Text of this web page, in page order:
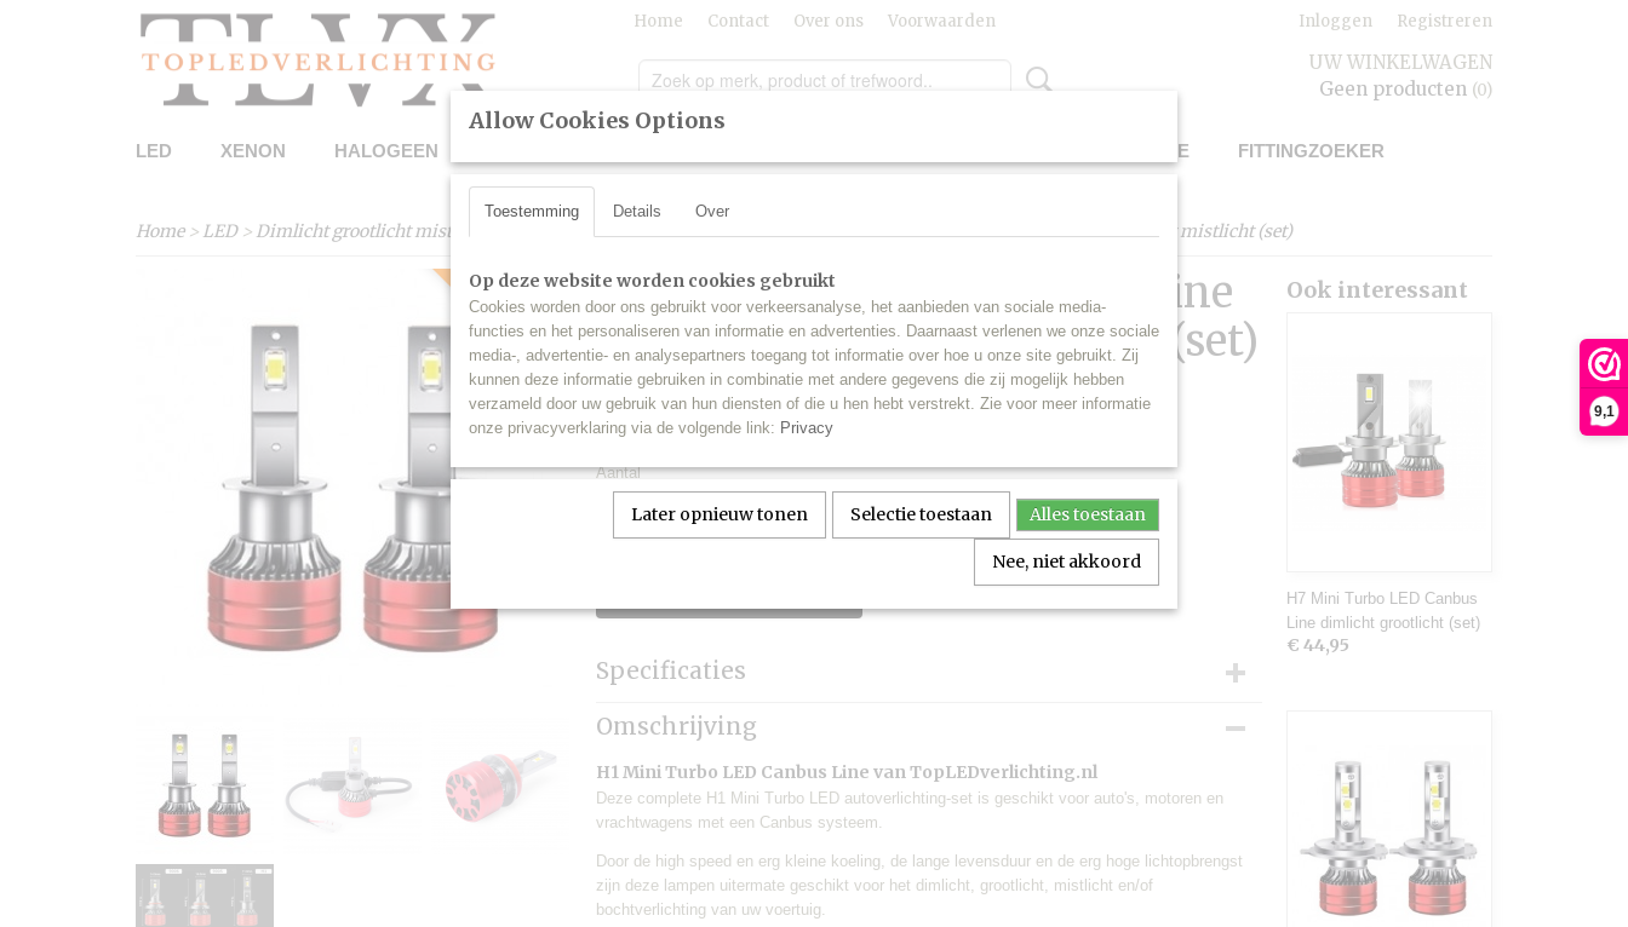
9,1
Home Contact Over ons Voorwaarden Inloggen Registreren
UW WINKELWAGEN
Geen producten (0)
LED XENON HALOGEEN INBOUWSERVICE FITTINGZOEKER
Home> LED> Dimlicht grootlicht mistlicht Mini Turbo LED Canbus Line>H1 Mini Turbo LED Canbus Line dimlicht grootlicht mistlicht (set)
Prijs verlaagd!
H1 Mini Turbo LED Canbus Line
dimlicht grootlicht mistlicht (set)
€ 44,95 (inclusief btw 21%)
✓Op voorraad- Levertijd : één werkdag
Aantal
Specificaties
Productcode
Levertijd:
Merk:
TLVX
Garantie:
6 maanden
Geschikt voor:
Lamp voltage:
12V - 36V
Lamp wattage:
48W
Inhoud verpakking:
Omschrijving
H1 Mini Turbo LED Canbus Line van TopLEDverlichting.nl
Deze complete H1 Mini Turbo LED autoverlichting-set is geschikt voor auto's, motoren en
vrachtwagens met een Canbus systeem.
Door de high speed en erg kleine koeling, de lange levensduur en de erg hoge lichtopbrengst
zijn deze lampen uitermate geschikt voor het dimlicht, grootlicht, mistlicht en/of
bochtverlichting van uw voertuig.
Ook interessant
H7 Mini Turbo LED Canbus
Line dimlicht grootlicht (set)
€ 44,95
Allow Cookies Options
Toestemming Details Over
Op deze website worden cookies gebruikt
Cookies worden door ons gebruikt voor verkeersanalyse, het aanbieden van sociale media-
functies en het personaliseren van informatie en advertenties. Daarnaast verlenen we onze sociale
media-, advertentie- en analysepartners toegang tot informatie over hoe u onze site gebruikt. Zij
kunnen deze informatie gebruiken in combinatie met andere gegevens die zij mogelijk hebben
verzameld door uw gebruik van hun diensten of die u hen hebt verstrekt. Zie voor meer informatie
onze privacyverklaring via de volgende link: Privacy
Later opnieuw tonen Selectie toestaan Alles toestaan
Nee, niet akkoord